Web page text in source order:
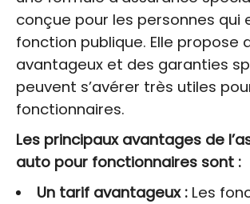
conçue pour les personnes qui
fonction publique. Elle propose
avantageux et des garanties
peuvent s’avérer très utiles
fonctionnaires.
Les principaux avantages de
auto pour fonctionnaires sont :
Un tarif avantageux :Les